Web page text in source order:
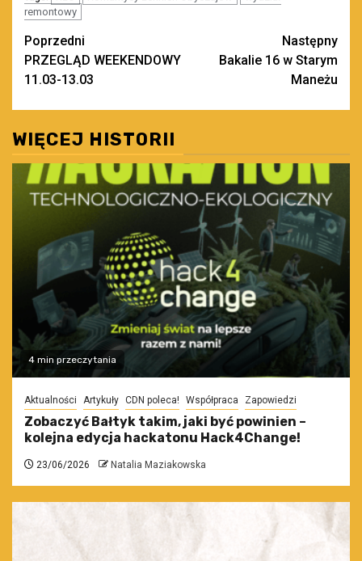
remontowy
Zobacz
wpisy
Poprzedni
PRZEGLĄD WEEKENDOWY
11.03-13.03
Następny
Bakalie 16 w Starym
Maneżu
WIĘCEJ HISTORII
4 min przeczytania
Aktualności Artykuły CDN poleca! Współpraca Zapowiedzi
Zobaczyć Bałtyk takim, jaki być powinien –
kolejna edycja hackatonu Hack4Change!
23/06/2026 Natalia Maziakowska